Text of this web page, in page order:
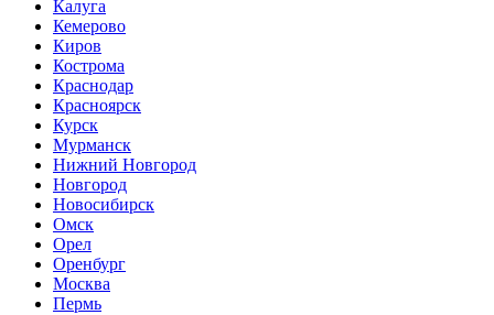
Калуга
Кемерово
Киров
Кострома
Краснодар
Красноярск
Курск
Мурманск
Нижний Новгород
Новгород
Новосибирск
Омск
Орел
Оренбург
Москва
Пермь